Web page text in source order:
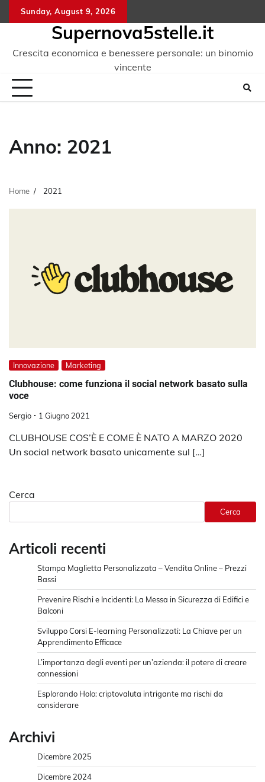
to
Sunday, August 9, 2026
Supernova5stelle.it
Crescita economica e benessere personale: un binomio
vincente
Anno: 2021
Home 2021
Innovazione Marketing
Clubhouse: come funziona il social network basato sulla
voce
Sergio 1 Giugno 2021
CLUBHOUSE COS’È E COME È NATO A MARZO 2020
Un social network basato unicamente sul […]
Cerca
Cerca
Articoli recenti
Stampa Maglietta Personalizzata – Vendita Online – Prezzi
Bassi
Prevenire Rischi e Incidenti: La Messa in Sicurezza di Edifici e
Balconi
Sviluppo Corsi E-learning Personalizzati: La Chiave per un
Apprendimento Efficace
L’importanza degli eventi per un’azienda: il potere di creare
connessioni
Esplorando Holo: criptovaluta intrigante ma rischi da
considerare
Archivi
Dicembre 2025
Dicembre 2024